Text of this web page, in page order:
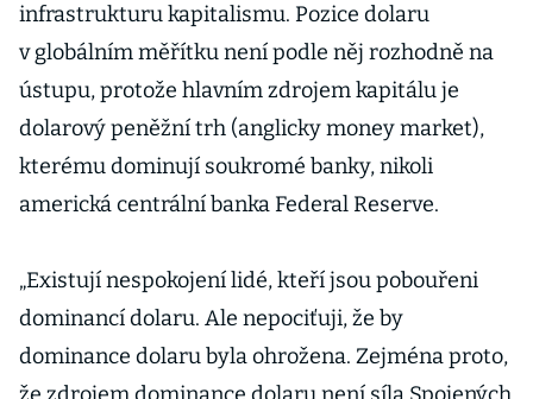
infrastrukturu kapitalismu. Pozice dolaru
v globálním měřítku není podle něj rozhodně na
ústupu, protože hlavním zdrojem kapitálu je
dolarový peněžní trh (anglicky money market),
kterému dominují soukromé banky, nikoli
americká centrální banka Federal Reserve.
„Existují nespokojení lidé, kteří jsou pobouřeni
dominancí dolaru. Ale nepociťuji, že by
dominance dolaru byla ohrožena. Zejména proto,